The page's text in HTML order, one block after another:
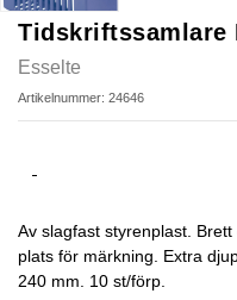
Tidskriftssamlare
Esselte
Artikelnummer: 24646
Av slagfast styrenplast.
plats för märkning. Extra
240 mm. 10 st/förp.